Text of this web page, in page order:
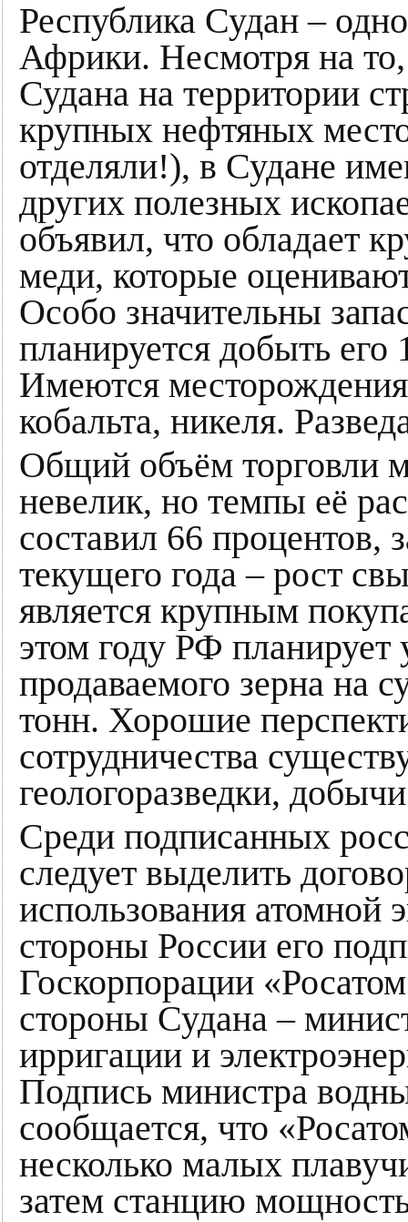
Республика Судан –
Африки. Несмотря на
Судана на территории
крупных нефтяных
отделяли!), в Судане
других полезных
объявил, что обладает
меди, которые
Особо значительны
планируется добыть
Имеются
кобальта, никеля.
Общий объём торговли
невелик, но темпы её
составил 66 процентов,
текущего года – рост
является крупным
этом году РФ планирует
продаваемого зерна на
тонн. Хорошие
сотрудничества
геологоразведки,
Среди подписанных
следует выделить
использования
стороны России его
Госкорпорации
стороны Судана –
ирригации и
Подпись министра
сообщается, что
несколько малых
затем станцию